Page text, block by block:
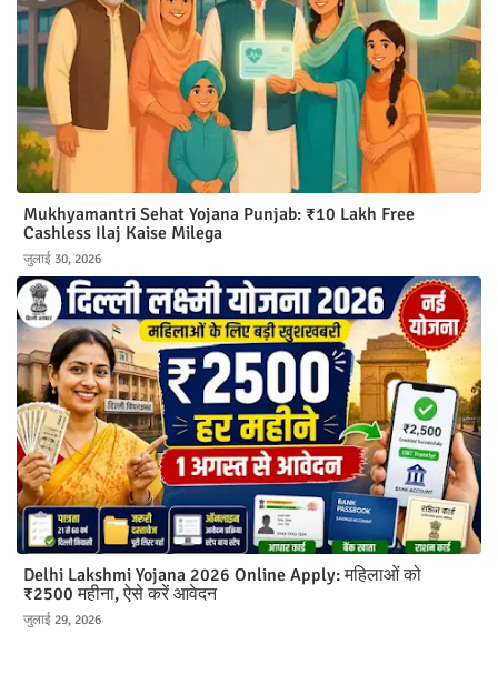
Mukhyamantri Sehat Yojana Punjab: ₹10 Lakh Free
Cashless Ilaj Kaise Milega
जुलाई 30, 2026
Delhi Lakshmi Yojana 2026 Online Apply: महिलाओं को
₹2500 महीना, ऐसे करें आवेदन
जुलाई 29, 2026